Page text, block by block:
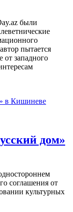
были
пытается
от западного
дом»
соглашения от
культурных